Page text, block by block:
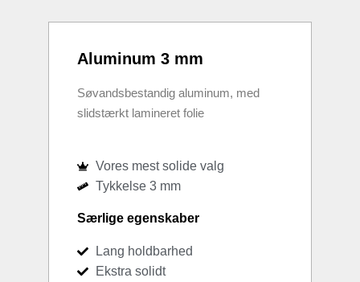
Aluminum 3 mm
Søvandsbestandig aluminum, med
slidstærkt lamineret folie
Vores mest solide valg
Tykkelse 3 mm
Særlige egenskaber
Lang holdbarhed
Ekstra solidt